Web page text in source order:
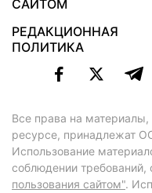
САЙТОМ
РЕДАКЦИОННАЯ
ПОЛИТИКА
Все права на
ресурсе, принадлежат
Использование
соблюдении требований,
пользования сайтом".